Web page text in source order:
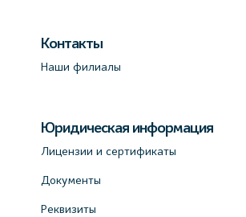
Контакты
Наши филиалы
Юридическая информация
Лицензии и сертификаты
Документы
Реквизиты